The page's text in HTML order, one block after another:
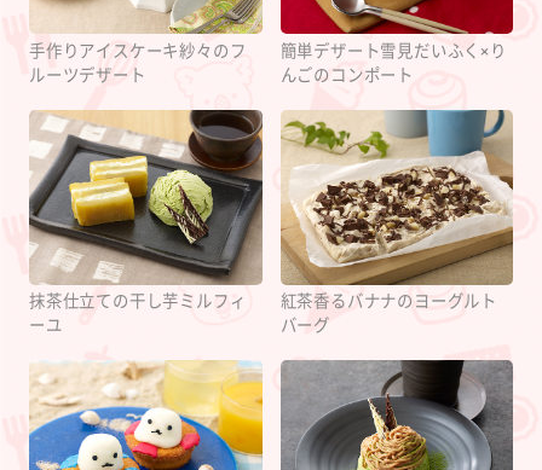
手作りアイスケーキ紗々のフ
ルーツデザート
簡単デザート雪見だいふく×り
んごのコンポート
抹茶仕立ての干し芋ミルフィ
ーユ
紅茶香るバナナのヨーグルト
バーグ